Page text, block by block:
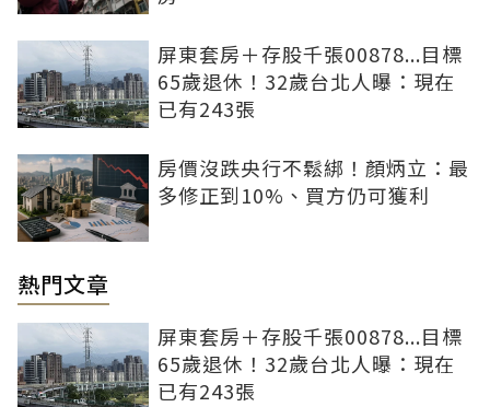
屏東套房＋存股千張00878...目標
65歲退休！32歲台北人曝：現在
已有243張
房價沒跌央行不鬆綁！顏炳立：最
多修正到10%、買方仍可獲利
熱門文章
屏東套房＋存股千張00878...目標
65歲退休！32歲台北人曝：現在
已有243張